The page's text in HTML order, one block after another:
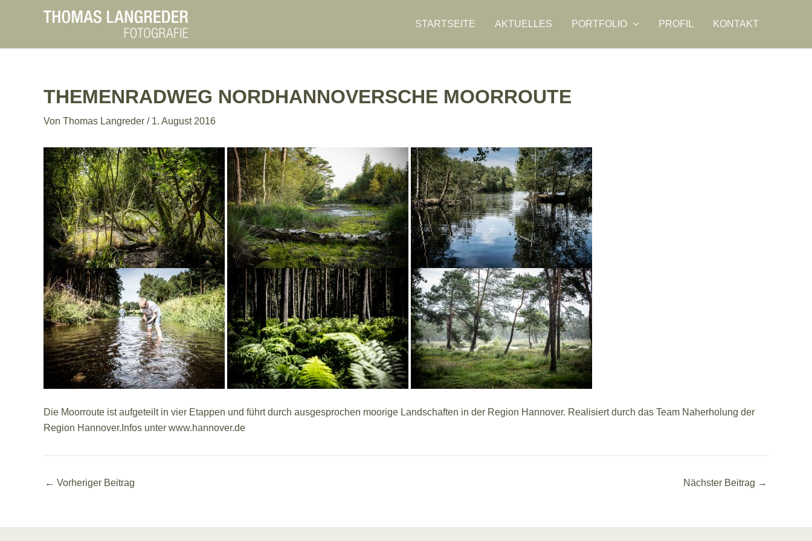
STARTSEITE AKTUELLES PORTFOLIO PROFIL KONTAKT
THEMENRADWEG NORDHANNOVERSCHE MOORROUTE
Von Thomas Langreder / 1. August 2016
Die Moorroute ist aufgeteilt in vier Etappen und führt durch ausgesprochen moorige Landschaften in der Region Hannover. Realisiert durch das Team Naherholung der
Region Hannover.Infos unter www.hannover.de
← Vorheriger Beitrag Nächster Beitrag →